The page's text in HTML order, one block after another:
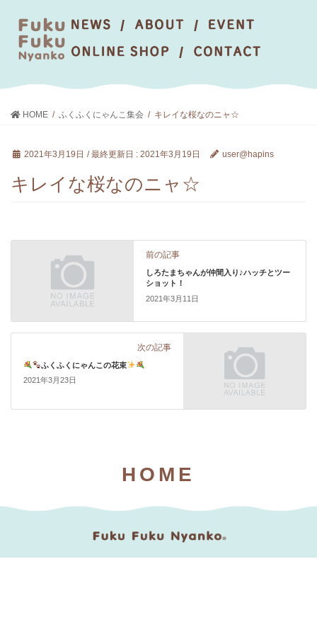
HOME ふくふくにゃんこ集会 キレイな桜なのニャ☆
2021年3月19日 / 最終更新日 : 2021年3月19日 user@hapins
キレイな桜なのニャ☆
前の記事
しろたまちゃんが仲間入り♪ハッチとツー
ショット！
2021年3月11日
次の記事
ふくふくにゃんこの花束
2021年3月23日
HOME